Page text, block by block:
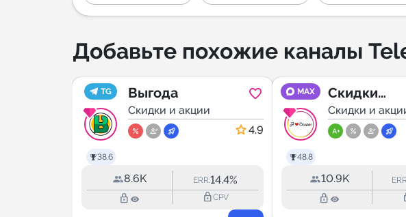
Добавьте похожие каналы
TG
38.6
Выгода
Скидки и акции
4.9
8.6K ERR:14.4%
lock_outline lock_outlineCPV
MAX
48.8
Скидки
Астрахань
Скидки и
10.9K
lock_outline